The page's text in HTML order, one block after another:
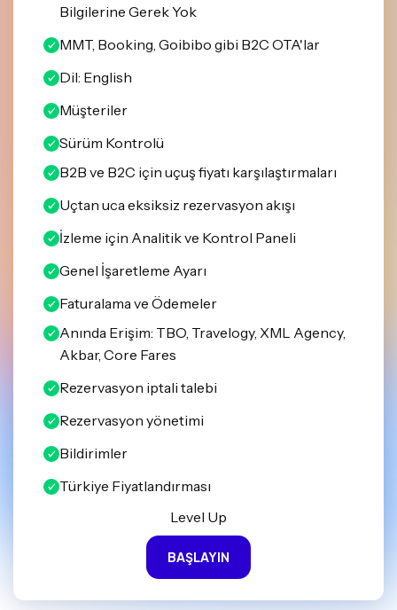
Bilgilerine Gerek Yok
MMT, Booking, Goibibo gibi B2C OTA'lar
Dil: English
Müşteriler
Sürüm Kontrolü
B2B ve B2C için uçuş fiyatı karşılaştırmaları
Uçtan uca eksiksiz rezervasyon akışı
İzleme için Analitik ve Kontrol Paneli
Genel İşaretleme Ayarı
Faturalama ve Ödemeler
Anında Erişim: TBO, Travelogy, XML Agency,
Akbar, Core Fares
Rezervasyon iptali talebi
Rezervasyon yönetimi
Bildirimler
Türkiye Fiyatlandırması
Level Up
BAŞLAYIN